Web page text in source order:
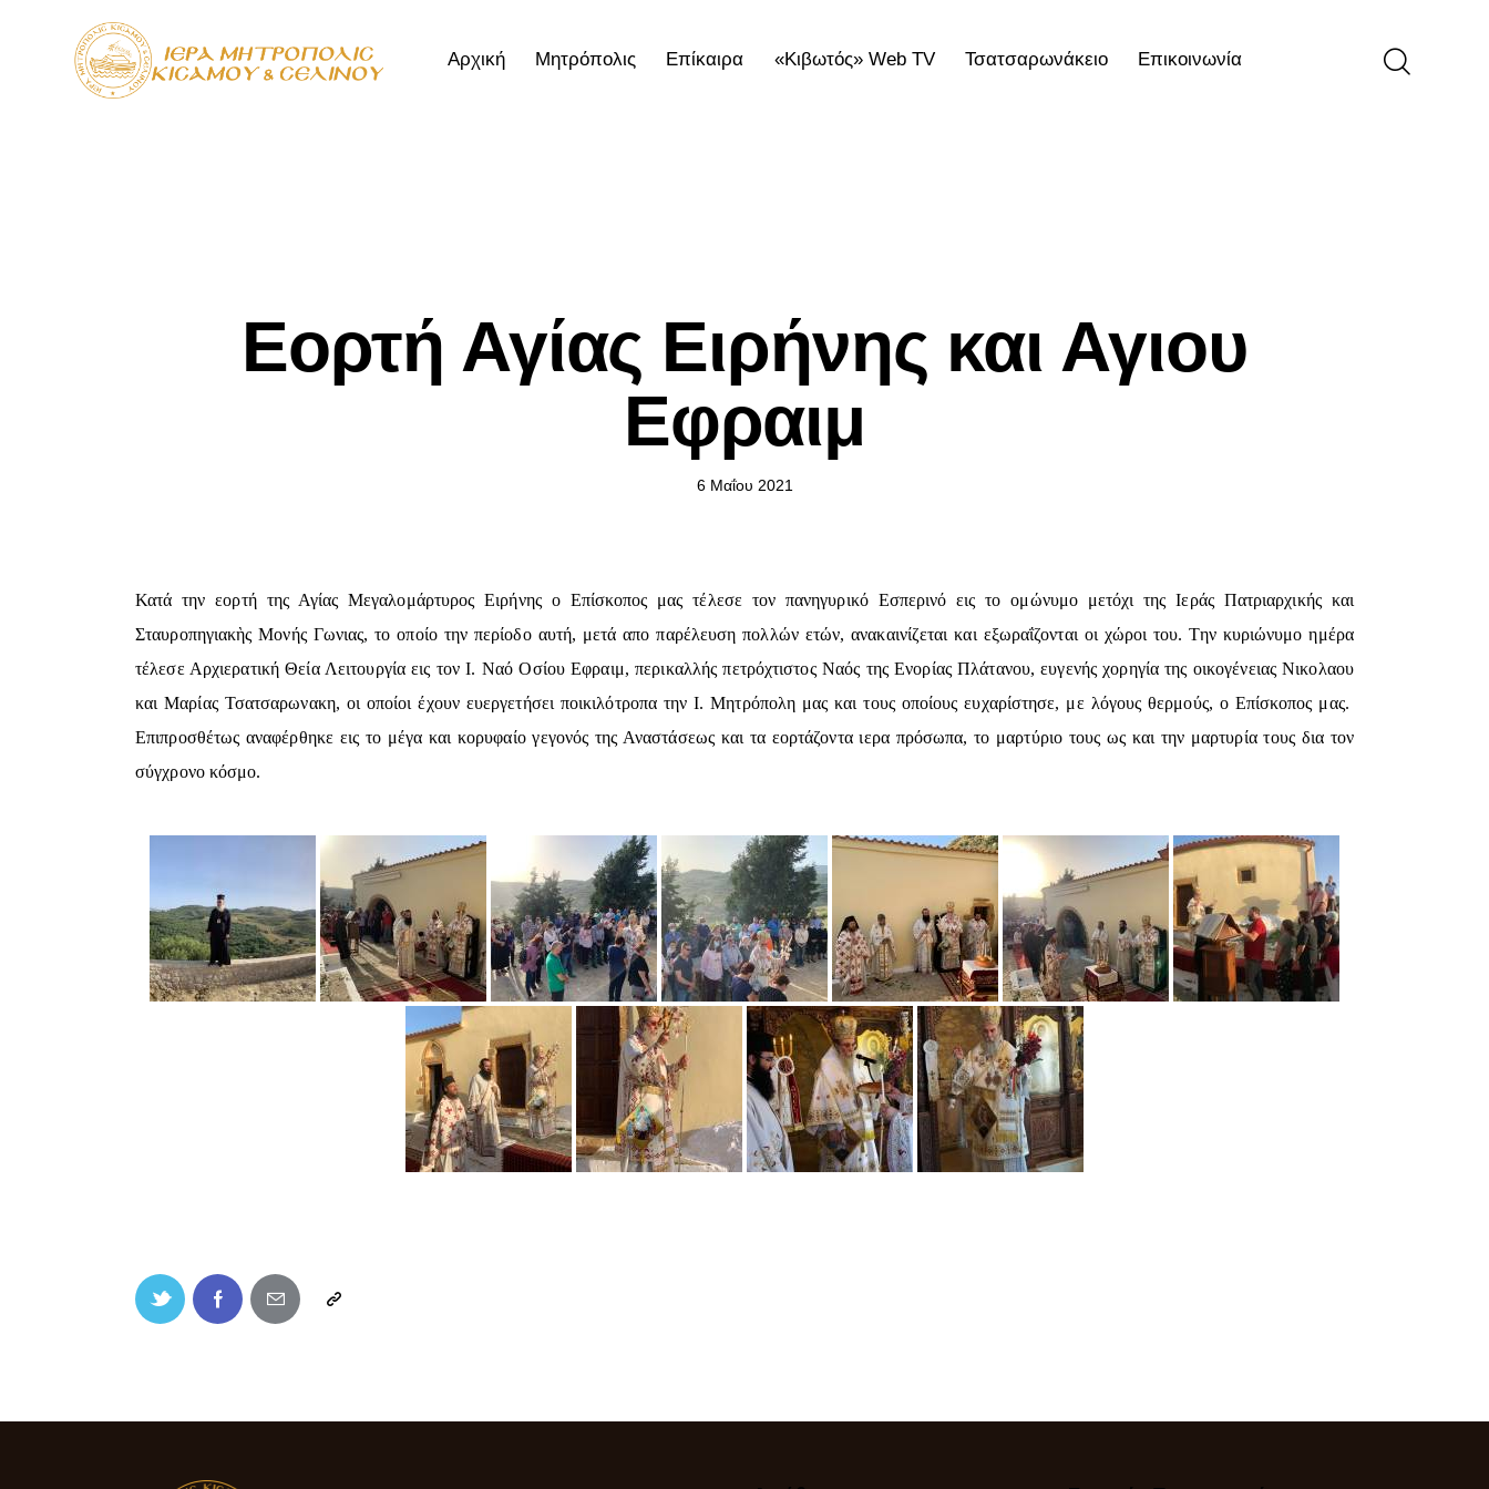
Αρχική Μητρόπολις Επίκαιρα «Κιβωτός» Web TV Τσατσαρωνάκειο Επικοινωνία
Εορτή Αγίας Ειρήνης και Αγιου
Εφραιμ
6 Μαΐου 2021
Κατά την εορτή της Αγίας Μεγαλομάρτυρος Ειρήνης ο Επίσκοπος μας τέλεσε τον πανηγυρικό Εσπερινό εις το ομώνυμο μετόχι της Ιεράς Πατριαρχικής και
Σταυροπηγιακὴς Μονής Γωνιας, το οποίο την περίοδο αυτή, μετά απο παρέλευση πολλών ετών, ανακαινίζεται και εξωραΐζονται οι χώροι του. Την κυριώνυμο ημέρα
τέλεσε Αρχιερατική Θεία Λειτουργία εις τον Ι. Ναό Οσίου Εφραιμ, περικαλλής πετρόχτιστος Ναός της Ενορίας Πλάτανου, ευγενής χορηγία της οικογένειας Νικολαου
και Μαρίας Τσατσαρωνακη, οι οποίοι έχουν ευεργετήσει ποικιλότροπα την Ι. Μητρόπολη μας και τους οποίους ευχαρίστησε, με λόγους θερμούς, ο Επίσκοπος μας.
Επιπροσθέτως αναφέρθηκε εις το μέγα και κορυφαίο γεγονός της Αναστάσεως και τα εορτάζοντα ιερα πρόσωπα, το μαρτύριο τους ως και την μαρτυρία τους δια τον
σύγχρονο κόσμο.